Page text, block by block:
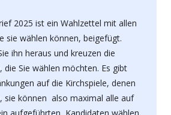
2025 ist ein Wahlzettel mit allen
sie wählen können, beigefügt.
ihn heraus und kreuzen die
die Sie wählen möchten. Es gibt
auf die Kirchspiele, denen
sie können also maximal alle auf
aufgeführten Kandidaten wählen.